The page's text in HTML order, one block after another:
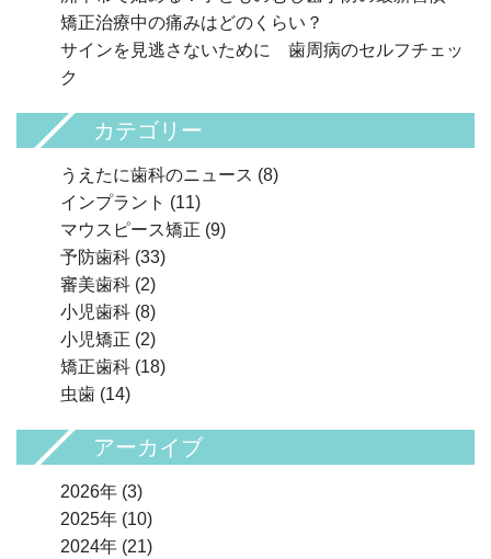
矯正治療中の痛みはどのくらい？
サインを見逃さないために 歯周病のセルフチェッ
ク
カテゴリー
うえたに歯科のニュース (8)
インプラント (11)
マウスピース矯正 (9)
予防歯科 (33)
審美歯科 (2)
小児歯科 (8)
小児矯正 (2)
矯正歯科 (18)
虫歯 (14)
アーカイブ
2026年 (3)
2025年 (10)
2024年 (21)